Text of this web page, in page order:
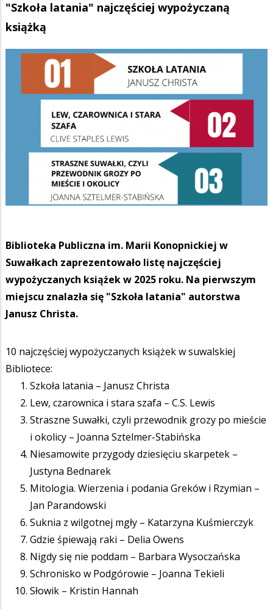
"Szkoła latania" najczęściej wypożyczaną
książką
Biblioteka Publiczna im. Marii Konopnickiej w
Suwałkach zaprezentowało listę najczęściej
wypożyczanych książek w 2025 roku. Na pierwszym
miejscu znalazła się "Szkoła latania" autorstwa
Janusz Christa.
10 najczęściej wypożyczanych książek w suwalskiej
Bibliotece:
Szkoła latania – Janusz Christa
Lew, czarownica i stara szafa – C.S. Lewis
Straszne Suwałki, czyli przewodnik grozy po mieście
i okolicy – Joanna Sztelmer-Stabińska
Niesamowite przygody dziesięciu skarpetek –
Justyna Bednarek
Mitologia. Wierzenia i podania Greków i Rzymian –
Jan Parandowski
Suknia z wilgotnej mgły – Katarzyna Kuśmierczyk
Gdzie śpiewają raki – Delia Owens
Nigdy się nie poddam – Barbara Wysoczańska
Schronisko w Podgórowie – Joanna Tekieli
Słowik – Kristin Hannah